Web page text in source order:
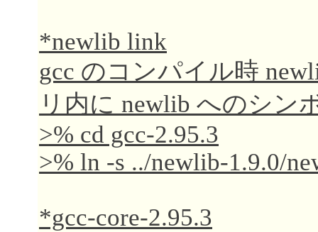
*newlib link
gcc のコンパイル時
リ内に newlib へのシン
>% cd gcc-2.95.3
>% ln -s ../newlib-1.9.0/
*gcc-core-2.95.3